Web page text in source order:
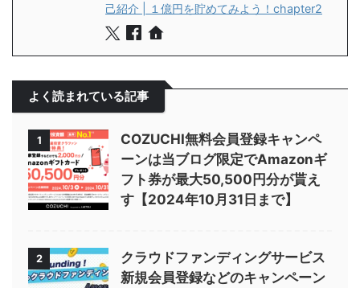
己紹介 | １億円を貯めてみよう！chapter2
よく読まれている記事
1
COZUCHI無料会員登録キャンペ
ーンは当ブログ限定でAmazonギ
フト券が最大50,500円分が貰え
す【2024年10月31日まで】
2
クラウドファンディングサービス
新規会員登録などのキャンペーン